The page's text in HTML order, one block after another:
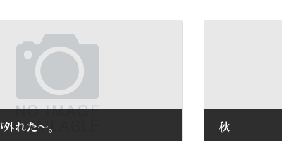
れた～。 秋